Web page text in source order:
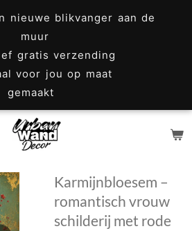
nieuwe blikvanger aan de
muur
gratis verzending
voor jou op maat
gemaakt
Karmijnbloesem –
romantisch vrouw
schilderij met rode